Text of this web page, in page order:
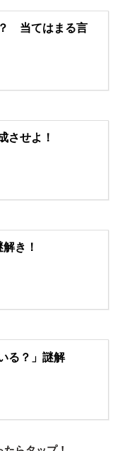
当てはまる言
させよ！
き！
る？」謎解